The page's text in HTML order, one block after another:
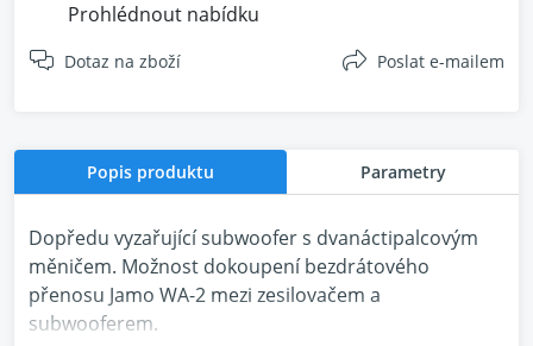
Prohlédnout nabídku
Dotaz na zboží Poslat e-mailem
Popis produktu Parametry
Dopředu vyzařující subwoofer s dvanáctipalcovým
měničem. Možnost dokoupení bezdrátového
přenosu Jamo WA-2 mezi zesilovačem a
subwooferem.